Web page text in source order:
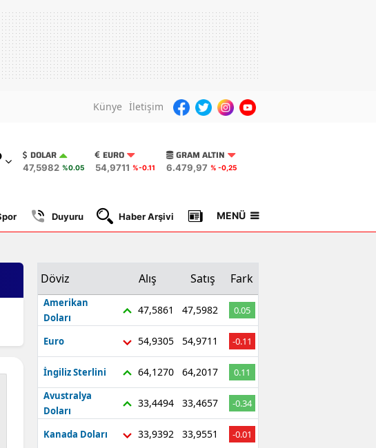
Künye İletişim
DOLAR
47,5982 %0.05
EURO
54,9711 %-0.11
GRAM ALTIN
6.479,97 % -0,25
Duyuru Haber Arşivi Gazete Manşetleri
MENÜ
Döviz Alış Satış Fark
Amerikan
Doları
47,5861 47,5982 0.05
Euro 54,9305 54,9711 -0.11
İngiliz Sterlini 64,1270 64,2017
0.11
Avustralya
Doları
33,4494 33,4657 -0.34
Kanada Doları 33,9392 33,9551 -0.01